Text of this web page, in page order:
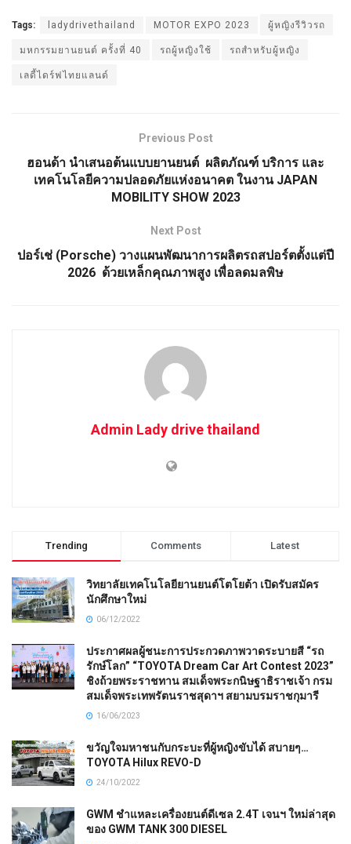
Tags: ladydrivethailand MOTOR EXPO 2023 ผู้หญิงรีวิวรถ
มหกรรมยานยนต์ ครั้งที่ 40 รถผู้หญิงใช้ รถสำหรับผู้หญิง
เลดี้ไดร์ฟไทยแลนด์
Previous Post
ฮอนด้า นำเสนอต้นแบบยานยนต์ ผลิตภัณฑ์ บริการ และ
เทคโนโลยีความปลอดภัยแห่งอนาคต ในงาน JAPAN
MOBILITY SHOW 2023
Next Post
ปอร์เช่ (Porsche) วางแผนพัฒนาการผลิตรถสปอร์ตตั้งแต่ปี
2026 ด้วยเหล็กคุณภาพสูง เพื่อลดมลพิษ
Admin Lady drive thailand
Trending Comments Latest
วิทยาลัยเทคโนโลยียานยนต์โตโยต้า เปิดรับสมัคร
นักศึกษาใหม่
06/12/2022
ประกาศผลผู้ชนะการประกวดภาพวาดระบายสี “รถ
รักษ์โลก” “TOYOTA Dream Car Art Contest 2023”
ชิงถ้วยพระราชทาน สมเด็จพระกนิษฐาธิราชเจ้า กรม
สมเด็จพระเทพรัตนราชสุดาฯ สยามบรมราชกุมารี
16/06/2023
ขวัญใจมหาชนกับกระบะที่ผู้หญิงขับได้ สบายๆ…
TOYOTA Hilux REVO-D
24/10/2022
GWM ชำแหละเครื่องยนต์ดีเซล 2.4T เจนฯ ใหม่ล่าสุด
ของ GWM TANK 300 DIESEL